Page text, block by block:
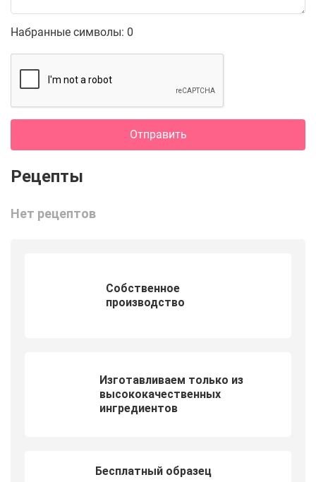
Набранные символы: 0
Отправить
Нет рецептов
Собственное
производство
Изготавливаем только из
высококачественных
ингредиентов
Бесплатный образец